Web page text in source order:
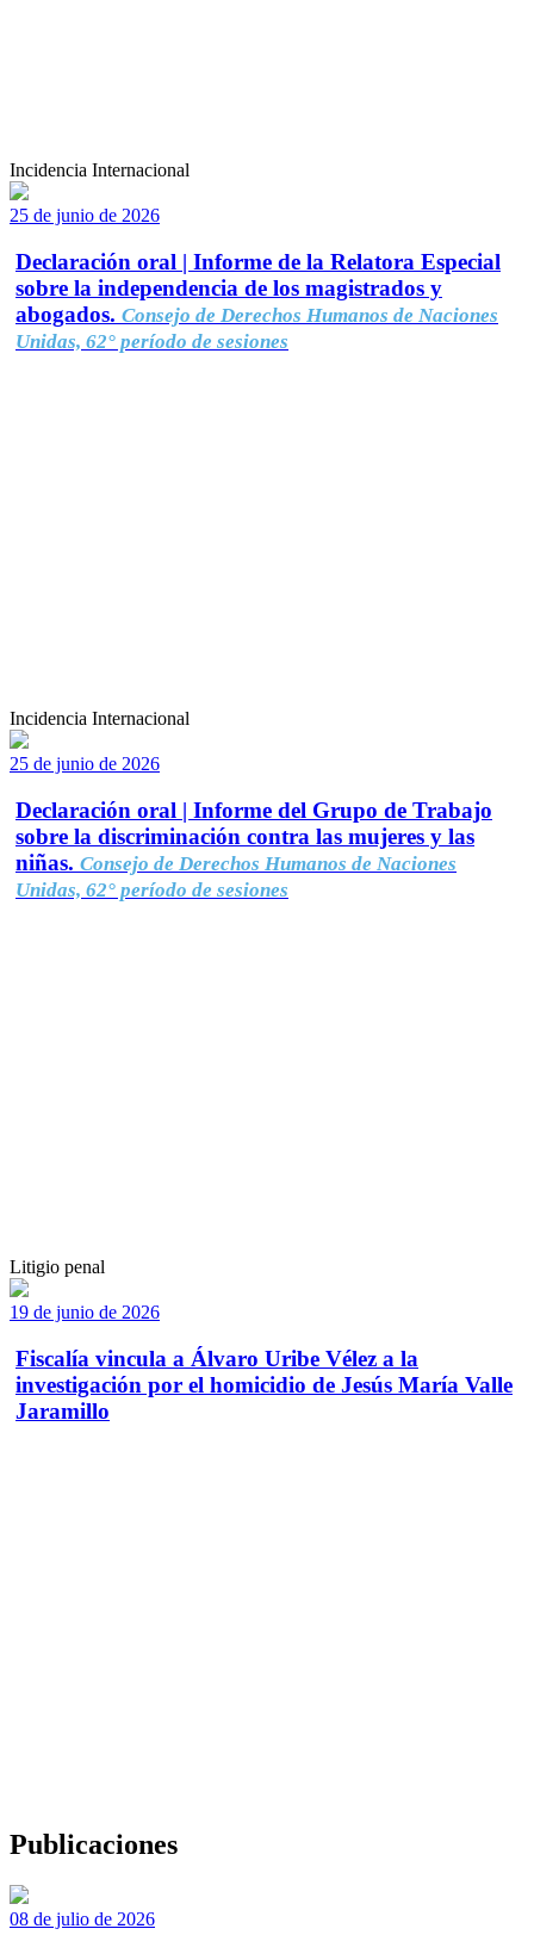
Incidencia Internacional
25 de junio de 2026
Declaración oral | Informe de la Relatora Especial
sobre la independencia de los magistrados y
abogados. Consejo de Derechos Humanos de Naciones
Unidas, 62° período de sesiones
Incidencia Internacional
25 de junio de 2026
Declaración oral | Informe del Grupo de Trabajo
sobre la discriminación contra las mujeres y las
niñas. Consejo de Derechos Humanos de Naciones
Unidas, 62° período de sesiones
Litigio penal
19 de junio de 2026
Fiscalía vincula a Álvaro Uribe Vélez a la
investigación por el homicidio de Jesús María Valle
Jaramillo
Publicaciones
08 de julio de 2026